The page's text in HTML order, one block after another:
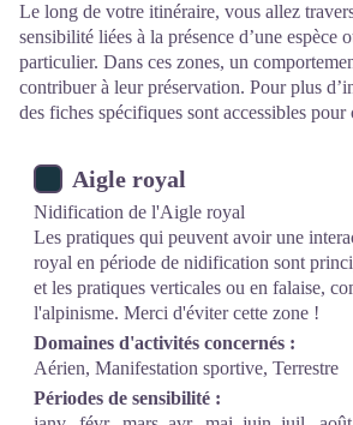
Le long de votre itinéraire, vous allez
sensibilité liées à la présence d’une espèce
particulier. Dans ces zones, un
contribuer à leur préservation. Pour plus
des fiches spécifiques sont accessibles pour
Aigle royal
Nidification de l'Aigle royal
Les pratiques qui peuvent avoir une
royal en période de nidification sont
et les pratiques verticales ou en falaise,
l'alpinisme. Merci d'éviter cette zone !
Domaines d'activités concernés :
Aérien, Manifestation sportive, Terrestre
Périodes de sensibilité :